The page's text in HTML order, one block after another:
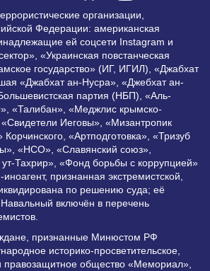
организации,
Федерации: американская
ей соцсети Instagram и
«Украинская повстанческая
государство» (ИГ, ИГИЛ), «Джабхат
«Джабхат ан-Нусра», «Джебхат ан-
партия (НБП), «Аль-
«Талибан», «Меджлис крымско-
«Свидетели Иеговы», «Мизантропик
«Артподготовка», «Тризуб
«НСО», «Славянский союз»,
Тахрир», «Фонд борьбы с коррупцией»
признанная экстремистской,
по решению суда; её
включён в перечень
признанные Минюстом РФ
историко-просветительское,
правозащитное общество «Мемориал»,